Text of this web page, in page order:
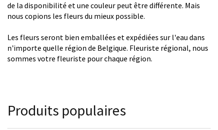
de la disponibilité et une couleur peut être différente. Mais
nous copions les fleurs du mieux possible.
Les fleurs seront bien emballées et expédiées sur l'eau dans
n'importe quelle région de Belgique. Fleuriste régional, nous
sommes votre fleuriste pour chaque région.
Produits populaires